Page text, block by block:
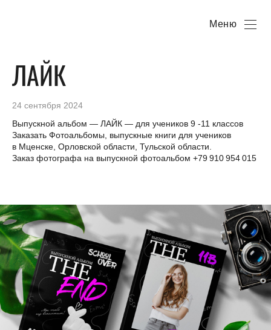
Меню
ЛАЙК
24 сентября 2024
Выпускной альбом — ЛАЙК — для учеников 9 -11 классов
Заказать Фотоальбомы, выпускные книги для учеников
в Мценске, Орловской области, Тульской области.
Заказ фотографа на выпускной фотоальбом +79 910 954 015